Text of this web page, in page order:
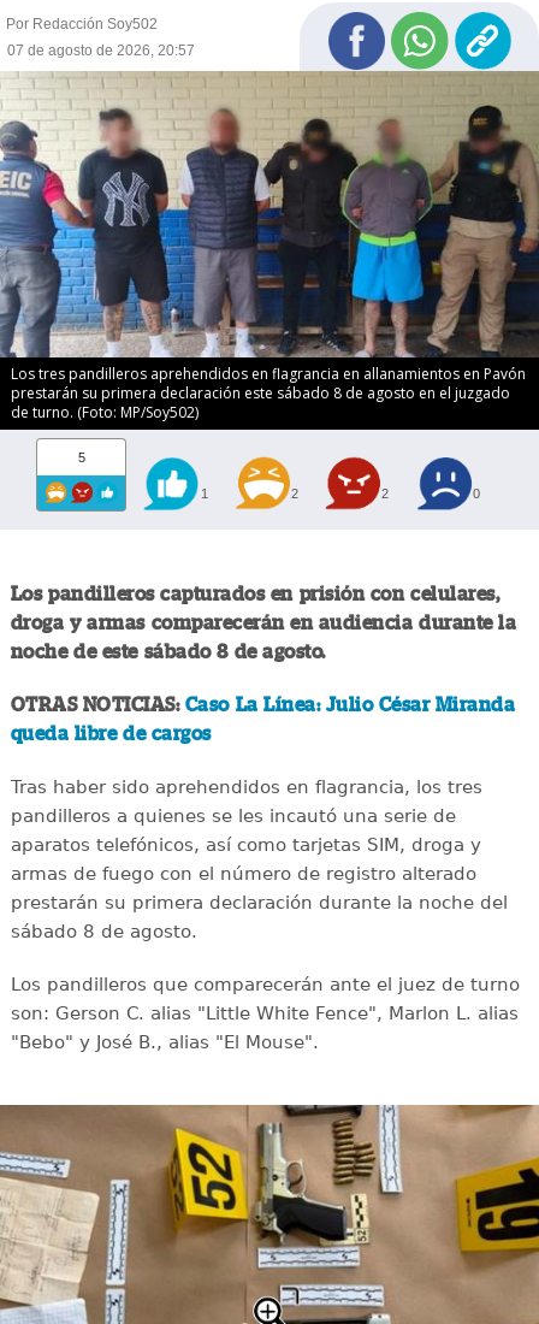
Por Redacción Soy502
07 de agosto de 2026, 20:57
Los tres pandilleros aprehendidos en flagrancia en allanamientos en Pavón
prestarán su primera declaración este sábado 8 de agosto en el juzgado
de turno. (Foto: MP/Soy502)
5
1 2 2 0
Los pandilleros capturados en prisión con celulares,
droga y armas comparecerán en audiencia durante la
noche de este sábado 8 de agosto.
OTRAS NOTICIAS: Caso La Línea: Julio César Miranda
queda libre de cargos
Tras haber sido aprehendidos en flagrancia, los tres
pandilleros a quienes se les incautó una serie de
aparatos telefónicos, así como tarjetas SIM, droga y
armas de fuego con el número de registro alterado
prestarán su primera declaración durante la noche del
sábado 8 de agosto.
Los pandilleros que comparecerán ante el juez de turno
son: Gerson C. alias "Little White Fence", Marlon L. alias
"Bebo" y José B., alias "El Mouse".